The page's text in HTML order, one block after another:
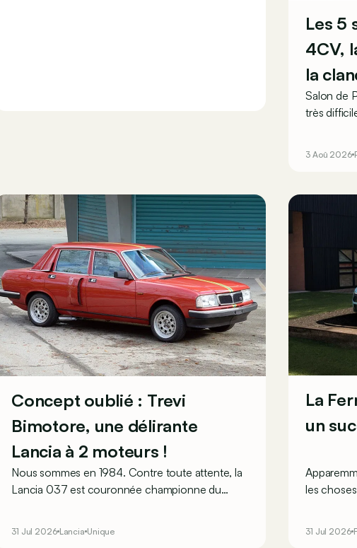
Les 5
4CV,
la
Salon de
très
qui
3 Aoû 2026
Concept oublié : Trevi
Bimotore, une délirante
Lancia à 2 moteurs !
Nous sommes en 1984. Contre toute attente, la
Lancia 037 est couronnée championne du
faire perdurer le succès, il doit se résoudre à la
31 Jul 2026 Lancia Unique
La
un
les
31 Jul 2026